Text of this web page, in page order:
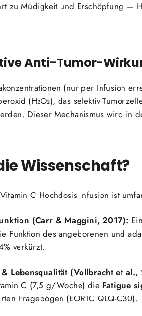
zu Müdigkeit und Erschöpfung —
Anti-Tumor-
(nur per Infusion
(H₂O₂), das selektiv
Dieser Mechanismus wird in
Wissenschaft?
C Hochdosis Infusion ist
(Carr & Maggini, 2017):
Funktion des angeborenen und
verkürzt.
Lebensqualität (Vollbracht et al.,
C (7,5 g/Woche) die Fatigue
Fragebögen (EORTC QLQ-C30).